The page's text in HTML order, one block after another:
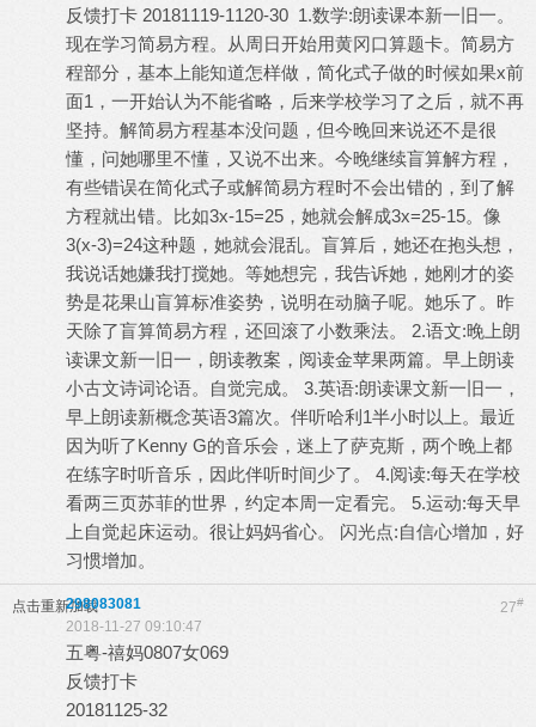
反馈打卡 20181119-1120-30 1.数学:朗读课本新一旧一。
现在学习简易方程。从周日开始用黄冈口算题卡。简易方
程部分，基本上能知道怎样做，简化式子做的时候如果x前
面1，一开始认为不能省略，后来学校学习了之后，就不再
坚持。解简易方程基本没问题，但今晚回来说还不是很
懂，问她哪里不懂，又说不出来。今晚继续盲算解方程，
有些错误在简化式子或解简易方程时不会出错的，到了解
方程就出错。比如3x-15=25，她就会解成3x=25-15。像
3(x-3)=24这种题，她就会混乱。盲算后，她还在抱头想，
我说话她嫌我打搅她。等她想完，我告诉她，她刚才的姿
势是花果山盲算标准姿势，说明在动脑子呢。她乐了。昨
天除了盲算简易方程，还回滚了小数乘法。 2.语文:晚上朗
读课文新一旧一，朗读教案，阅读金苹果两篇。早上朗读
小古文诗词论语。自觉完成。 3.英语:朗读课文新一旧一，
早上朗读新概念英语3篇次。伴听哈利1半小时以上。最近
因为听了Kenny G的音乐会，迷上了萨克斯，两个晚上都
在练字时听音乐，因此伴听时间少了。 4.阅读:每天在学校
看两三页苏菲的世界，约定本周一定看完。 5.运动:每天早
上自觉起床运动。很让妈妈省心。 闪光点:自信心增加，好
习惯增加。
点击重新加载 27#
298083081
2018-11-27 09:10:47
五粤-禧妈0807女069
反馈打卡
20181125-32